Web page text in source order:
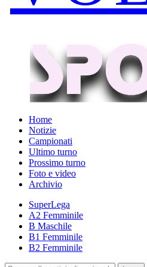
Home
Notizie
Campionati
Ultimo turno
Prossimo turno
Foto e video
Archivio
SuperLega
A2 Femminile
B Maschile
B1 Femminile
B2 Femminile